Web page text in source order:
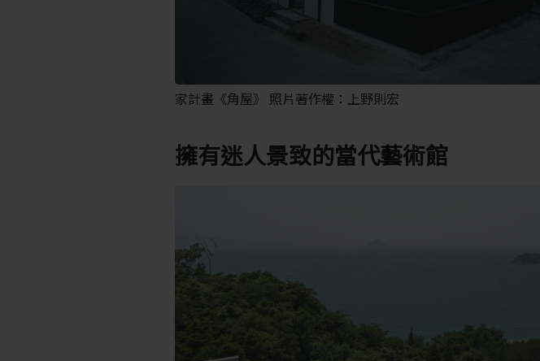
家計畫《角屋》 照片著作權：上野則宏
擁有迷人景致的當代藝術館